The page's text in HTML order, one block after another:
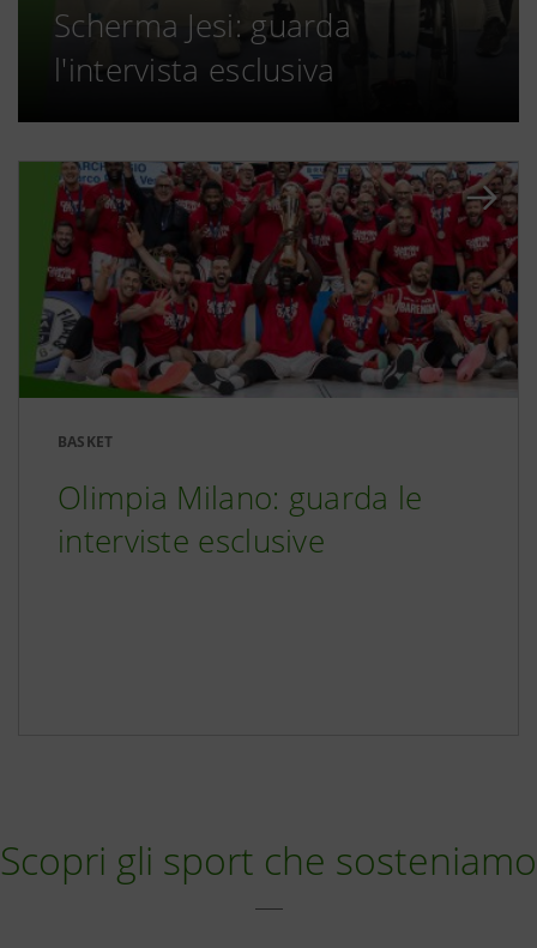
Scherma Jesi: guarda
l'intervista esclusiva
BASKET
Olimpia Milano: guarda le
interviste esclusive
Scopri gli sport che sosteniamo